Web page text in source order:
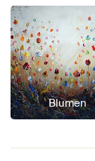
Blumen